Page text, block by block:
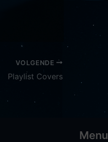
VOLGENDE
Playlist Covers
Menu